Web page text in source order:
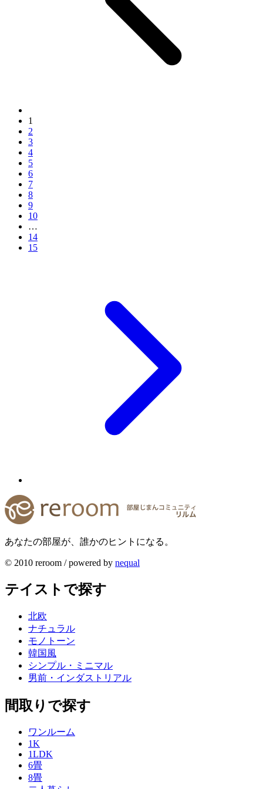
1
2
3
4
5
6
7
8
9
10
…
14
15
あなたの部屋が、誰かのヒントになる。
© 2010 reroom / powered by nequal
テイストで探す
北欧
ナチュラル
モノトーン
韓国風
シンプル・ミニマル
男前・インダストリアル
間取りで探す
ワンルーム
1K
1LDK
6畳
8畳